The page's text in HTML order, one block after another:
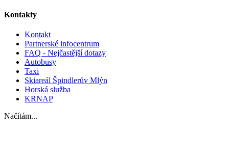
Kontakty
Kontakt
Partnerské infocentrum
FAQ - Nejčastější dotazy
Autobusy
Taxi
Skiareál Špindlerův Mlýn
Horská služba
KRNAP
Načítám...